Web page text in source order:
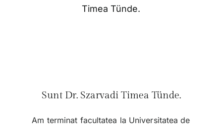
Sunt Dr. Szarvadi Timea Tünde.
Am terminat facultatea la Universitatea de